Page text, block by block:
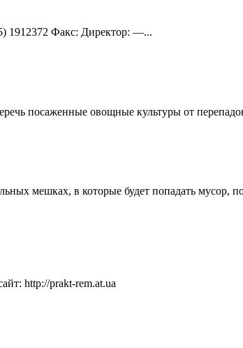
1912372 Факс: Директор: —...
посаженные овощные культуры от
мешках, в которые будет попадать
http://prakt-rem.at.ua